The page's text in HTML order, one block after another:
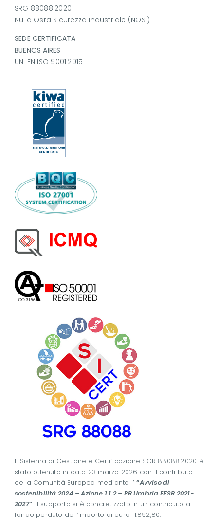
SRG 88088:2020
Nulla Osta Sicurezza Industriale (NOSI)
SEDE CERTIFICATA
BUENOS AIRES
UNI EN ISO 9001:2015
Il Sistema di Gestione e Certificazione SGR 88088:2020 è
stato ottenuto in data 23 marzo 2026 con il contributo
della Comunità Europea mediante l’“Avviso di
sostenibilità 2024 – Azione 1.1.2 – PR Umbria FESR 2021-
2027”. Il supporto si è concretizzato in un contributo a
fondo perduto dell’importo di euro 11.892,80.